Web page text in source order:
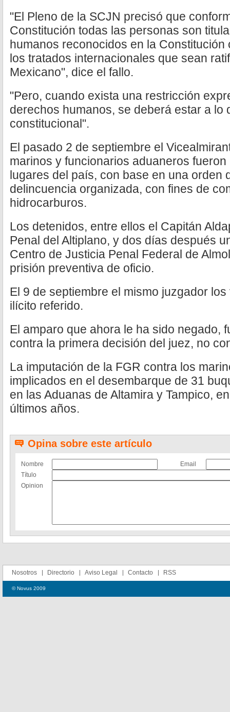
"El Pleno de la SCJN precisó que
Constitución todas las personas son
humanos reconocidos en la
los tratados internacionales que sean
Mexicano", dice el fallo.
"Pero, cuando exista una restricción
derechos humanos, se deberá estar a lo
constitucional".
El pasado 2 de septiembre el
marinos y funcionarios aduaneros
lugares del país, con base en una orden
delincuencia organizada, con fines de
hidrocarburos.
Los detenidos, entre ellos el Capitán
Penal del Altiplano, y dos días después
Centro de Justicia Penal Federal de
prisión preventiva de oficio.
El 9 de septiembre el mismo juzgador
ilícito referido.
El amparo que ahora le ha sido negado,
contra la primera decisión del juez, no
La imputación de la FGR contra los
implicados en el desembarque de 31
en las Aduanas de Altamira y Tampico,
últimos años.
Opina sobre este artículo
Nombre
Email
Título
Opinion
Nosotros Directorio Aviso Legal Contacto RSS
© Novus 2009